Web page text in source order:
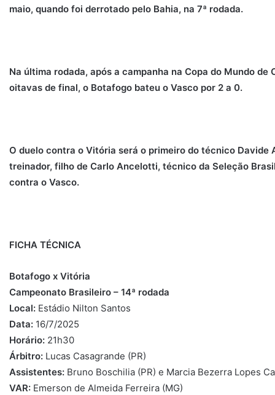
maio, quando foi derrotado pelo Bahia, na 7ª rodada.
Na última rodada, após a campanha na Copa do Mundo
oitavas de final, o Botafogo bateu o Vasco por 2 a 0.
O duelo contra o Vitória será o primeiro do técnico
treinador, filho de Carlo Ancelotti, técnico da Seleção
contra o Vasco.
FICHA TÉCNICA
Botafogo x Vitória
Campeonato Brasileiro – 14ª rodada
Local: Estádio Nilton Santos
Data: 16/7/2025
Horário: 21h30
Árbitro: Lucas Casagrande (PR)
Assistentes: Bruno Boschilia (PR) e Marcia Bezerra Lopes
VAR: Emerson de Almeida Ferreira (MG)